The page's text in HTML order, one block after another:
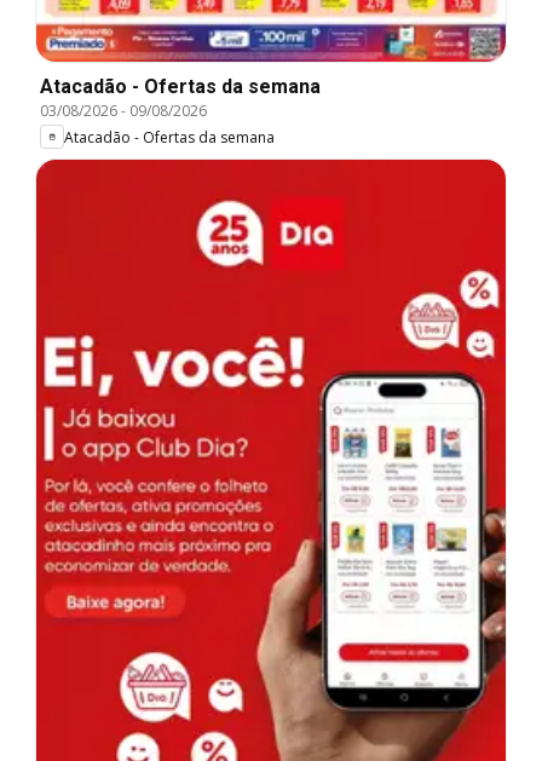
Atacadão - Ofertas da semana
03/08/2026- 09/08/2026
Atacadão - Ofertas da semana